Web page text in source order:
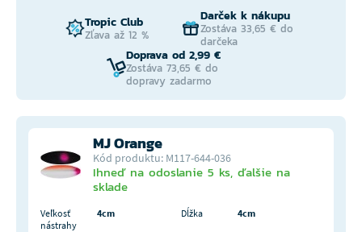
Tropic Club
Zľava až 12 %
Darček k nákupu
Zostáva 33,65 € do
darčeka
Doprava od 2,99 €
Zostáva 73,65 € do
dopravy zadarmo
MJ Orange
Kód produktu: M117-644-036
Ihneď na odoslanie 5 ks, ďalšie na
sklade
Veľkosť
nástrahy
4cm Dĺžka 4cm